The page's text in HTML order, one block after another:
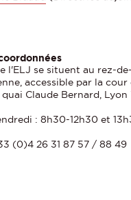
l'ELJ se situent au rez-
accessible par la cour
Claude Bernard, Lyon
: 8h30-12h30 et
(0)4 26 31 87 57 / 88 49